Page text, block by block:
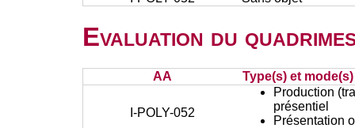
Evaluation du
AA Type(s) et
I-POLY-052
Production
présentiel
Présentation